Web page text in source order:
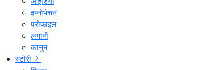
इन्नोभेशन
प्रोफाइल
लगानी
कानुन
स्टोरी